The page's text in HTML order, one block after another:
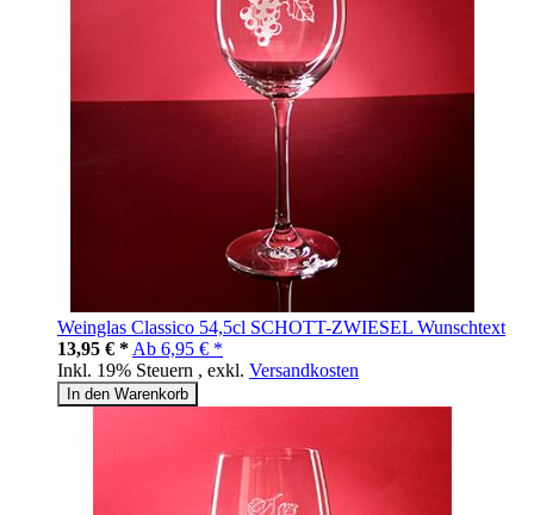
Weinglas Classico 54,5cl SCHOTT-ZWIESEL Wunschtext
13,95 € * Ab 6,95 € *
Inkl. 19% Steuern , exkl. Versandkosten
In den Warenkorb